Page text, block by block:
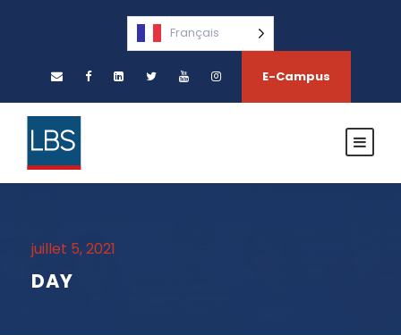
Français
E-Campus
juillet 5, 2021
DAY